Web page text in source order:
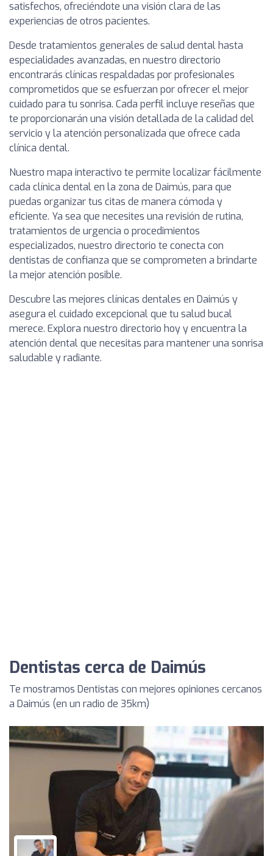
satisfechos, ofreciéndote una visión clara de las
experiencias de otros pacientes.
Desde tratamientos generales de salud dental hasta
especialidades avanzadas, en nuestro directorio
encontrarás clínicas respaldadas por profesionales
comprometidos que se esfuerzan por ofrecer el mejor
cuidado para tu sonrisa. Cada perfil incluye reseñas que
te proporcionarán una visión detallada de la calidad del
servicio y la atención personalizada que ofrece cada
clínica dental.
Nuestro mapa interactivo te permite localizar fácilmente
cada clínica dental en la zona de Daimús, para que
puedas organizar tus citas de manera cómoda y
eficiente. Ya sea que necesites una revisión de rutina,
tratamientos de urgencia o procedimientos
especializados, nuestro directorio te conecta con
dentistas de confianza que se comprometen a brindarte
la mejor atención posible.
Descubre las mejores clínicas dentales en Daimús y
asegura el cuidado excepcional que tu salud bucal
merece. Explora nuestro directorio hoy y encuentra la
atención dental que necesitas para mantener una sonrisa
saludable y radiante.
Dentistas cerca de Daimús
Te mostramos Dentistas con mejores opiniones cercanos
a Daimús (en un radio de 35km)